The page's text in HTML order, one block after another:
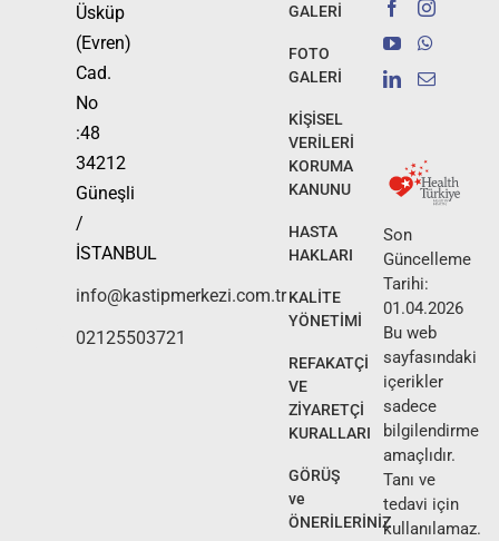
Üsküp
(Evren)
Cad.
No
:48
34212
Güneşli
/
İSTANBUL
info@kastipmerkezi.com.tr
02125503721
GALERİ
FOTO
GALERİ
KİŞİSEL
VERİLERİ
KORUMA
KANUNU
HASTA
HAKLARI
KALİTE
YÖNETİMİ
REFAKATÇİ
VE
ZİYARETÇİ
KURALLARI
GÖRÜŞ
ve
ÖNERİLERİNİZ
Son
Güncelleme
Tarihi:
01.04.2026
Bu web
sayfasındaki
içerikler
sadece
bilgilendirme
amaçlıdır.
Tanı ve
tedavi için
kullanılamaz.